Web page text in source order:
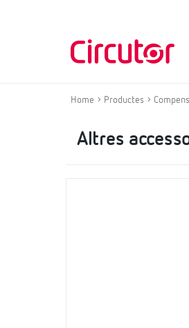
Home Productes
Altres